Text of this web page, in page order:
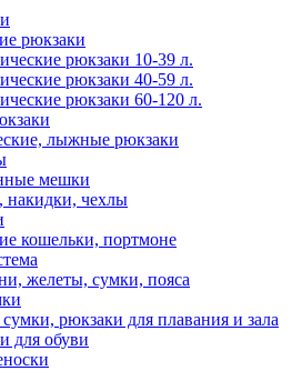
рюкзаки
рюкзаки 10-39 л.
рюкзаки 40-59 л.
рюкзаки 60-120 л.
лыжные рюкзаки
мешки
накидки, чехлы
кошельки, портмоне
желеты, сумки, пояса
рюкзаки для плавания и зала
для обуви